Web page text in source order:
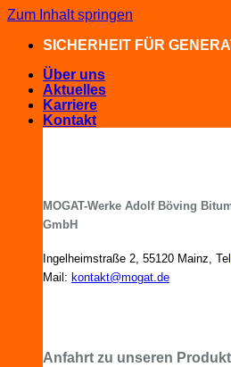
Zum Inhalt springen
SICHERHEIT FÜR
Über uns
Aktuelles
Karriere
Kontakt
MOGAT-Werke Adolf Böving
GmbH
Ingelheimstraße 2, 55120 Mainz,
Mail: kontakt@mogat.de
Anfahrt zu unseren